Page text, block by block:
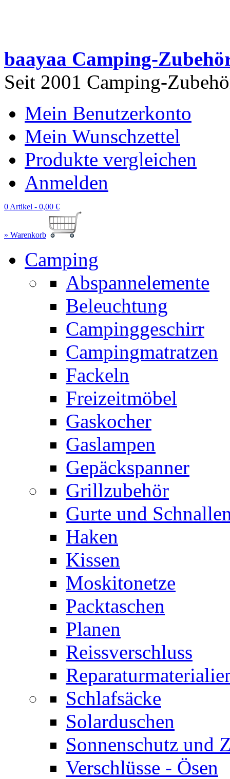
baayaa Camping-
Seit 2001 Camping-
Mein Benutzerkonto
Mein Wunschzettel
Produkte vergleichen
Anmelden
0 Artikel - 0,00 €
» Warenkorb
Camping
Abspannelemente
Beleuchtung
Campinggeschirr
Campingmatratzen
Fackeln
Freizeitmöbel
Gaskocher
Gaslampen
Gepäckspanner
Grillzubehör
Gurte und
Haken
Kissen
Moskitonetze
Packtaschen
Planen
Reissverschluss
Schlafsäcke
Solarduschen
Sonnenschutz und
Verschlüsse - Ösen